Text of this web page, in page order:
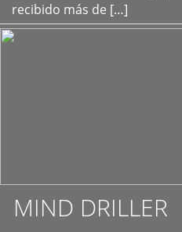
recibido más de […]
MIND DRILLER